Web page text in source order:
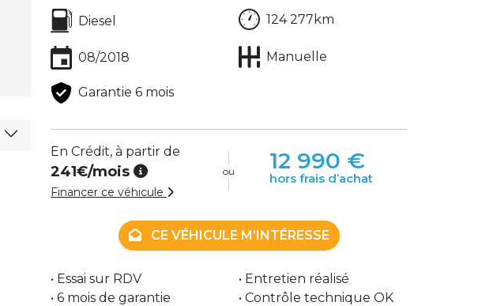
Diesel 124 277km
08/2018 Manuelle
Garantie 6 mois
En Crédit, à partir de
241€/mois
Financer ce véhicule
ou 12 990 €
hors frais d’achat
CE VÉHICULE M’INTÉRESSE
• Essai sur RDV
• Entretien réalisé
• 6 mois de garantie
• Contrôle technique OK